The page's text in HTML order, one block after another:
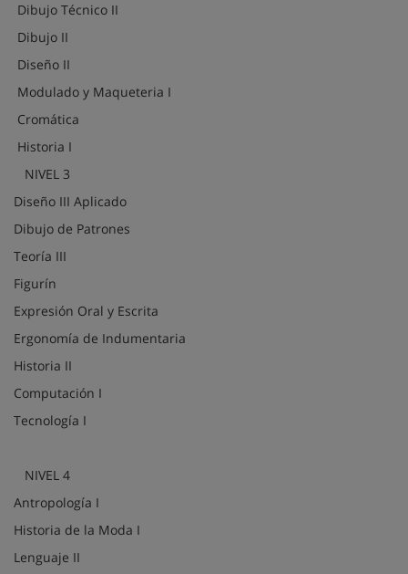
Dibujo Técnico II
Dibujo II
Diseño II
Modulado y Maqueteria I
Cromática
Historia I
NIVEL 3
Diseño III Aplicado
Dibujo de Patrones
Teoría III
Figurín
Expresión Oral y Escrita
Ergonomía de Indumentaria
Historia II
Computación I
Tecnología I
NIVEL 4
Antropología I
Historia de la Moda I
Lenguaje II